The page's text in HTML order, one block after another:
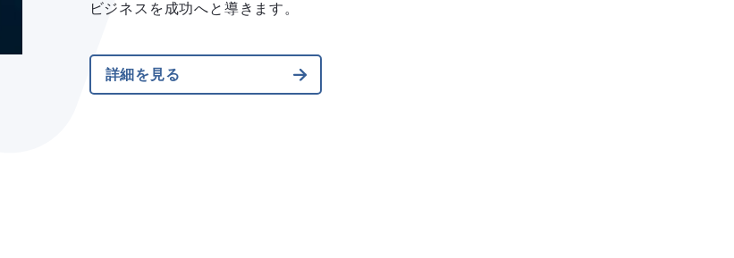
ビジネスを成功へと導きます。
詳細を見る